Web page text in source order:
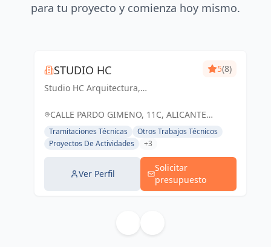
para tu proyecto y comienza hoy mismo.
STUDIO HC
Studio HC Arquitectura,
5(8)
CALLE PARDO GIMENO, 11C, ALICANTE
(ALACANT), ESPAÑA, España
Tramitaciones Técnicas
Otros Trabajos Técnicos
Proyectos De Actividades
+3
Ver Perfil
Solicitar
presupuesto